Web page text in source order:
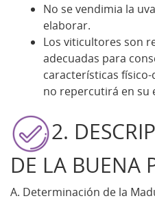
No se vendimia la
elaborar.
Los viticultores son
adecuadas para
características
no repercutirá en su
2.
DE LA BUENA
A. Determinación de la